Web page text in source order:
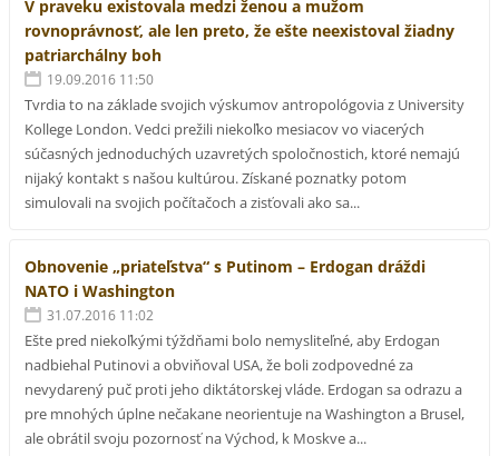
V praveku existovala medzi ženou a mužom
rovnoprávnosť, ale len preto, že ešte neexistoval žiadny
patriarchálny boh
19.09.2016 11:50
Tvrdia to na základe svojich výskumov antropológovia z University
Kollege London. Vedci prežili niekoľko mesiacov vo viacerých
súčasných jednoduchých uzavretých spoločnostich, ktoré nemajú
nijaký kontakt s našou kultúrou. Získané poznatky potom
simulovali na svojich počítačoch a zisťovali ako sa...
Obnovenie „priateľstva“ s Putinom – Erdogan dráždi
NATO i Washington
31.07.2016 11:02
Ešte pred niekoľkými týždňami bolo nemysliteľné, aby Erdogan
nadbiehal Putinovi a obviňoval USA, že boli zodpovedné za
nevydarený puč proti jeho diktátorskej vláde. Erdogan sa odrazu a
pre mnohých úplne nečakane neorientuje na Washington a Brusel,
ale obrátil svoju pozornosť na Východ, k Moskve a...